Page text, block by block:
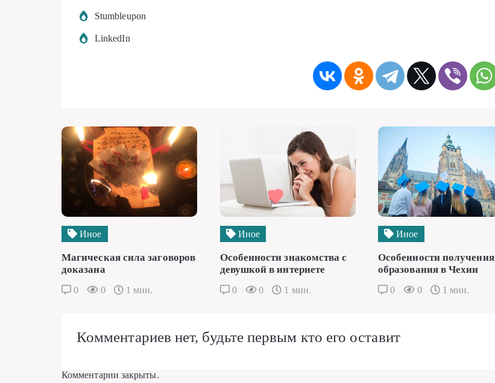
Stumbleupon
LinkedIn
Иное
Магическая сила заговоров
доказана
0 0 1 мин.
Иное
Особенности знакомства с
девушкой в интернете
0 0 1 мин.
Иное
Особенности получения
образования в Чехии
0 0 1 мин.
Комментариев нет, будьте первым кто его оставит
Комментарии закрыты.